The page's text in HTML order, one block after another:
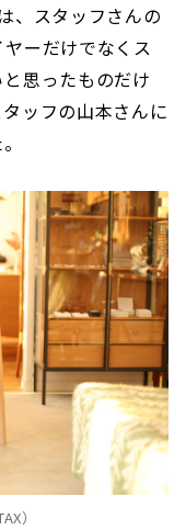
、スタッフさんの
ーだけでなくス
思ったものだけ
ッフの山本さんに
）